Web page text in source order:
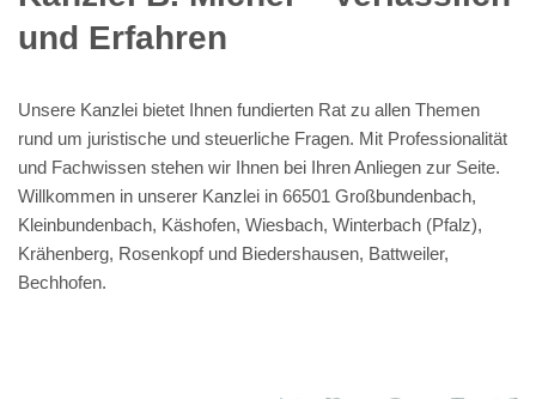
und Erfahren
Unsere Kanzlei bietet Ihnen fundierten Rat zu allen Themen
rund um juristische und steuerliche Fragen. Mit Professionalität
und Fachwissen stehen wir Ihnen bei Ihren Anliegen zur Seite.
Willkommen in unserer Kanzlei in 66501 Großbundenbach,
Kleinbundenbach, Käshofen, Wiesbach, Winterbach (Pfalz),
Krähenberg, Rosenkopf und Biedershausen, Battweiler,
Bechhofen.